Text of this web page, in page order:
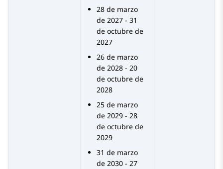
28 de marzo
de 2027 - 31
de octubre de
2027
26 de marzo
de 2028 - 20
de octubre de
2028
25 de marzo
de 2029 - 28
de octubre de
2029
31 de marzo
de 2030 - 27